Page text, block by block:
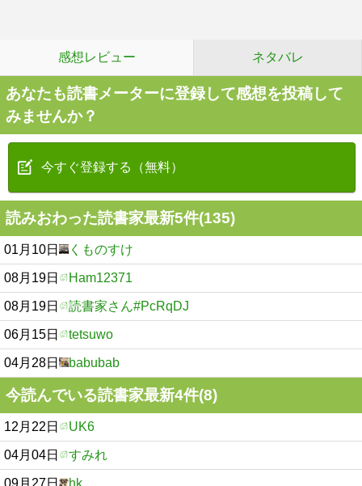
感想レビュー ネタバレ
あなたも読書メーターに登録して感想を投稿して
みませんか？
今すぐ登録する（無料）
読みおわった読書家最新5件(135)
01月10日 くものすけ
08月19日 Ham12371
08月19日 読書家さん#PcRqDJ
06月15日 tetsuwo
04月28日 babubab
今読んでいる読書家最新4件(8)
12月22日 UK6
04月04日 すみれ
09月27日 hk